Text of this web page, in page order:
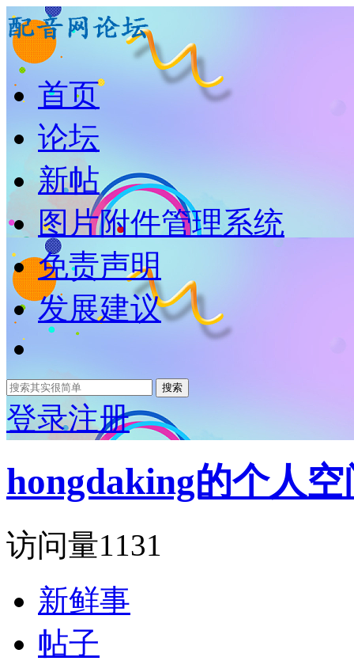
首页
论坛
新帖
图片附件管理系统
免责声明
发展建议
搜索
登录注册
hongdaking的个人空
访问量1131
新鲜事
帖子